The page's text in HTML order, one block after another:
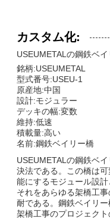
カスタム化:
USEUMETALの鋼鉄ベイ
銘柄:USEUMETAL
型式番号:USEU-1
原産地:中国
設計:モジュラー
デッキの幅:変数
維持:低速
積載量:高い
名前:鋼鉄ベイリー橋
USEUMETALの鋼鉄ベ
決法である。この橋は
能にするモジュール設
それをあらゆる架橋工
耐である。鋼鉄ベイリ
架橋工事のプロジェクト